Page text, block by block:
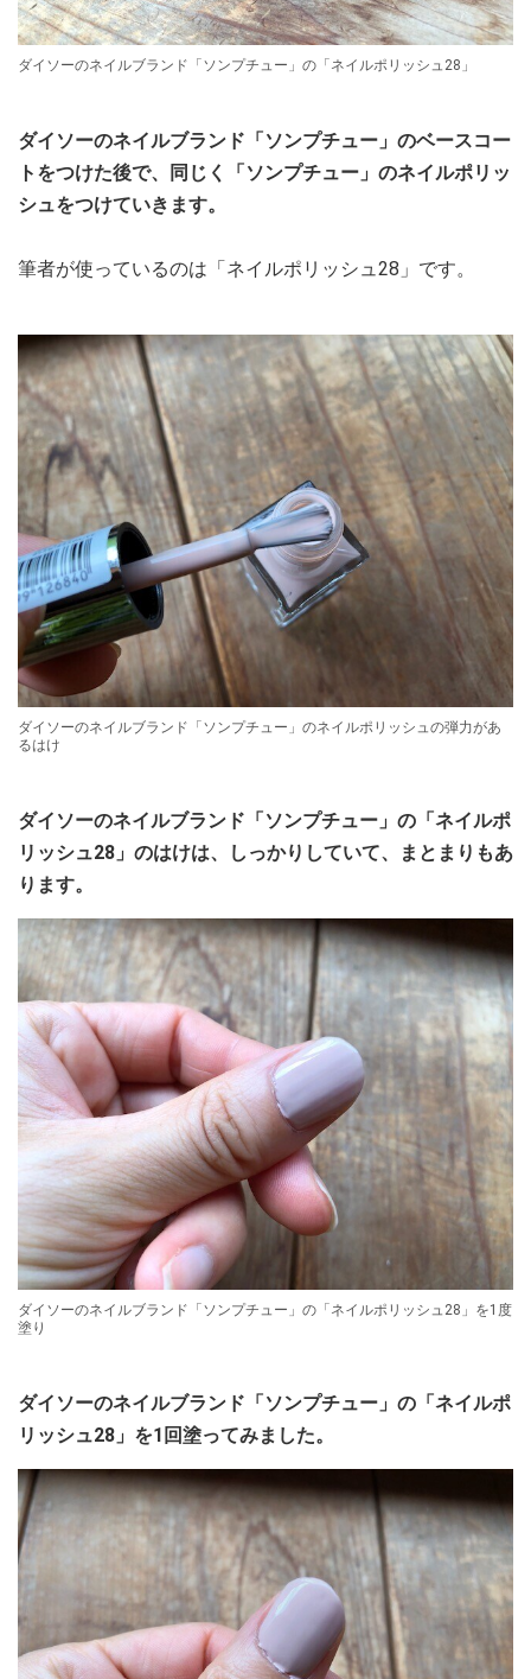
ダイソーのネイルブランド「ソンプチュー」の「ネイルポリッシュ28」
ダイソーのネイルブランド「ソンプチュー」のベースコー
トをつけた後で、同じく「ソンプチュー」のネイルポリッ
シュをつけていきます。
筆者が使っているのは「ネイルポリッシュ28」です。
ダイソーのネイルブランド「ソンプチュー」のネイルポリッシュの弾力があ
るはけ
ダイソーのネイルブランド「ソンプチュー」の「ネイルポ
リッシュ28」のはけは、しっかりしていて、まとまりもあ
ります。
ダイソーのネイルブランド「ソンプチュー」の「ネイルポリッシュ28」を1度
塗り
ダイソーのネイルブランド「ソンプチュー」の「ネイルポ
リッシュ28」を1回塗ってみました。